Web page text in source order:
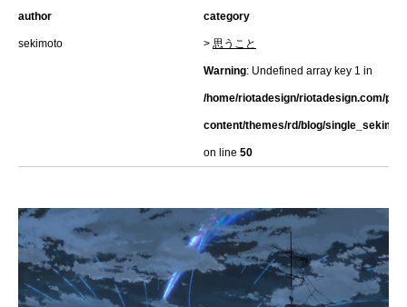
author
sekimoto
category
> 思うこと
Warning: Undefined array key 1 in
/home/riotadesign/riotadesign.com/
content/themes/rd/blog/
on line 50